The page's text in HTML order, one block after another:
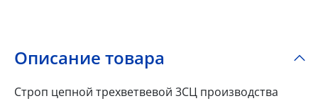
Описание товара
Строп цепной трехветвевой 3СЦ производства